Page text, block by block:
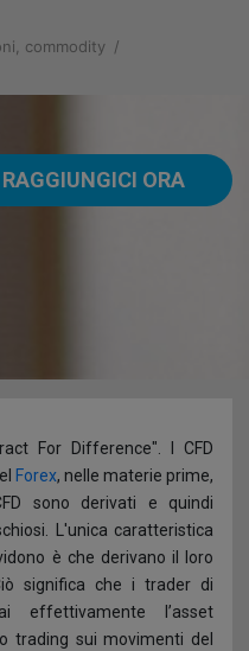
Compensazione Clienti
1° Agosto 2018
chiave
gratis
commodity
RAGGIUNGICI ORA
For Difference". I CFD
Forex, nelle materie prime,
sono derivati e quindi
L'unica caratteristica
è che derivano il loro
significa che i trader di
effettivamente l’asset
trading sui movimenti del